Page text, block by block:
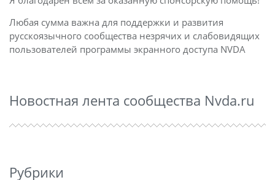
Любая сумма важна для поддержки и развития
русскоязычного сообщества незрячих и слабовидящих
пользователей программы экранного доступа NVDA
Новостная лента сообщества Nvda.ru
Рубрики